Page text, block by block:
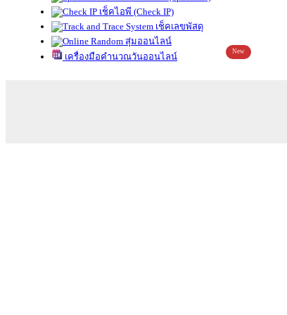
เช็คไอพี (Check IP)
เช็คเลขพัสดุ
สุ่มออนไลน์
เครื่องมือคำนวณวันออนไลน์
New